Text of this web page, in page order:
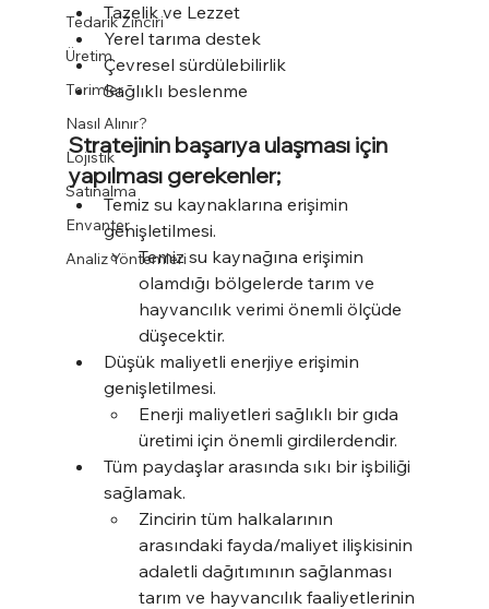
Tedarik Zinciri
Üretim
Terimler
Nasıl Alınır?
Lojistik
Satınalma
Envanter
Analiz Yöntemleri
Tazelik ve Lezzet
Yerel tarıma destek
Çevresel sürdülebilirlik
Sağlıklı beslenme
Stratejinin başarıya ulaşması için
yapılması gerekenler;
Temiz su kaynaklarına erişimin
genişletilmesi.
Temiz su kaynağına erişimin
olamdığı bölgelerde tarım ve
hayvancılık verimi önemli ölçüde
düşecektir.
Düşük maliyetli enerjiye erişimin
genişletilmesi.
Enerji maliyetleri sağlıklı bir gıda
üretimi için önemli girdilerdendir.
Tüm paydaşlar arasında sıkı bir işbiliği
sağlamak.
Zincirin tüm halkalarının
arasındaki fayda/maliyet ilişkisinin
adaletli dağıtımının sağlanması
tarım ve hayvancılık faaliyetlerinin